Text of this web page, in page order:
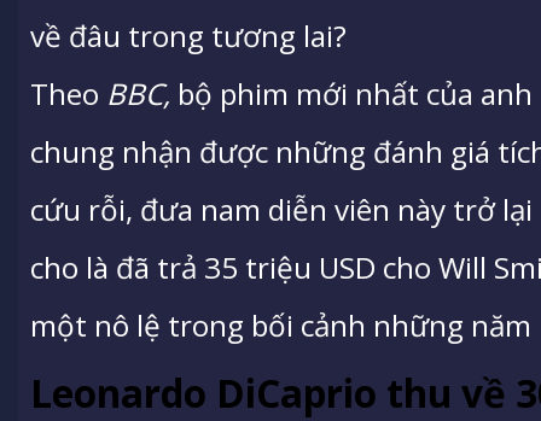
về đâu trong tương lai?
Theo BBC, bộ phim mới nhất của
chung nhận được những đánh giá
cứu rỗi, đưa nam diễn viên này trở
cho là đã trả 35 triệu USD cho Will
một nô lệ trong bối cảnh những năm
Leonardo DiCaprio thu về